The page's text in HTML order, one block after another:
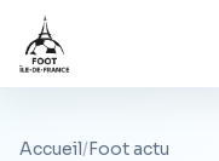
Accueil/Foot actu